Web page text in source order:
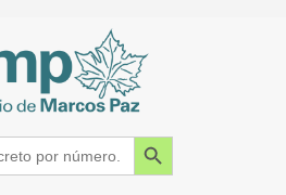
Search Button